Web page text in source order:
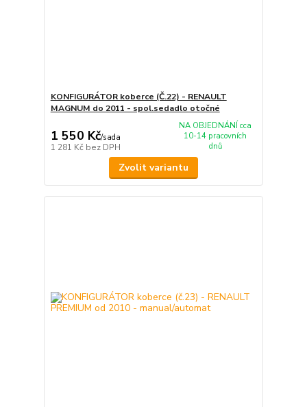
KONFIGURÁTOR koberce (Č.22) - RENAULT
MAGNUM do 2011 - spol.sedadlo otočné
1 550 Kč/sada
1 281 Kč bez DPH
NA OBJEDNÁNÍ cca
10-14 pracovních
dnů
Zvolit variantu